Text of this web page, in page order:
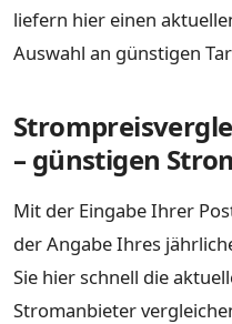
liefern hier einen
Auswahl an günstigen
– günstigen
Mit der Eingabe Ihrer
der Angabe Ihres
Sie hier schnell die
Stromanbieter